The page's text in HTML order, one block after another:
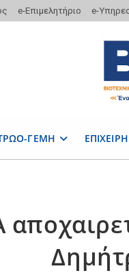
e-Επιμελητήριο e-
ΓΕΜΗ